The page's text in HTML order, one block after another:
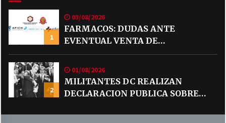
1
03/08/2026
FARMACOS: DUDAS ANTE
EVENTUAL VENTA DE
MEDICAMENTOS POR MERCADO
LIBRE
2
01/08/2026
MILITANTES DC REALIZAN
DECLARACION PUBLICA SOBRE